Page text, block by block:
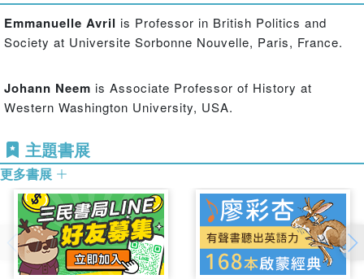
ideals and the practices of Anglo-American democracy
can be best understood by studying diverse forms of
participation, which go beyond classical expressions of
analyze political parties, social movements,
communications and social media, governance, cultural
cohesion to illustrate how the structure and context of
popular participation play a significant role in whether, and
those who exercise political power. In doing so, the
authors take crucial steps towards understanding how a
vigorous public sphere and popular sovereignty can be
made to work in today's global environment.
Emmanuelle Avril is Professor in British Politics and
Society at Universite Sorbonne Nouvelle, Paris, France.
Johann Neem is Associate Professor of History at
Western Washington University, USA.
主題書展
更多書展